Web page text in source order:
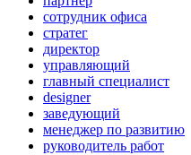
сотрудник офиса
стратег
директор
управляющий
главный специалист
designer
заведующий
менеджер по развитию
руководитель работ